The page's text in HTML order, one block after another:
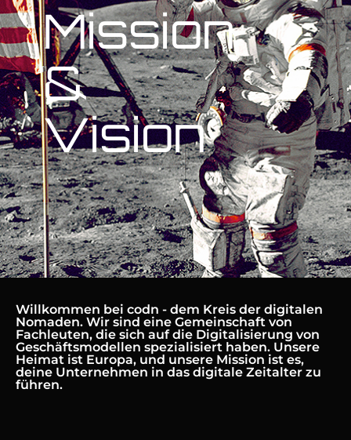
Mission
&
Vision
Willkommen bei codn - dem Kreis der digitalen
Nomaden. Wir sind eine Gemeinschaft von
Fachleuten, die sich auf die Digitalisierung von
Geschäftsmodellen spezialisiert haben. Unsere
Heimat ist Europa, und unsere Mission ist es,
deine Unternehmen in das digitale Zeitalter zu
führen.